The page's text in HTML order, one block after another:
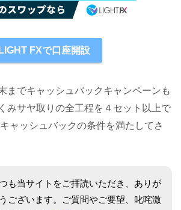
LIGHT FXで口座開設
までキャッシュバックキャンペーンも
みサヤ取りの全工程を４セット以上で
ャッシュバックの条件を満たしてさ
も当サイトをご拝読いただき、ありが
ございます。ご質問やご要望、叱咤激